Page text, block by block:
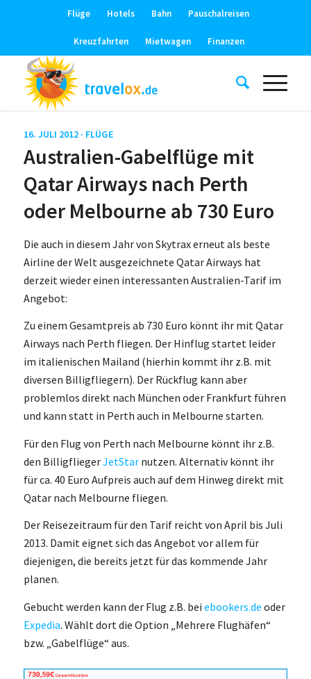
Flüge Hotels Bahn Pauschalreisen
Kreuzfahrten Mietwagen Finanzen
16. JULI 2012 · FLÜGE
Australien-Gabelflüge mit
Qatar Airways nach Perth
oder Melbourne ab 730 Euro
Die auch in diesem Jahr von Skytrax erneut als beste
Airline der Welt ausgezeichnete Qatar Airways hat
derzeit wieder einen interessanten Australien-Tarif im
Angebot:
Zu einem Gesamtpreis ab 730 Euro könnt ihr mit Qatar
Airways nach Perth fliegen. Der Hinflug startet leider
im italienischen Mailand (hierhin kommt ihr z.B. mit
diversen Billigfliegern). Der Rückflug kann aber
problemlos direkt nach München oder Frankfurt führen
und kann statt in Perth auch in Melbourne starten.
Für den Flug von Perth nach Melbourne könnt ihr z.B.
den BilligfliegerJetStarnutzen. Alternativ könnt ihr
für ca. 40 Euro Aufpreis auch auf dem Hinweg direkt mit
Qatar nach Melbourne fliegen.
Der Reisezeitraum für den Tarif reicht von April bis Juli
2013. Damit eignet sich das Angebot vor allem für
diejenigen, die bereits jetzt für das kommende Jahr
planen.
Gebucht werden kann der Flug z.B. bei ebookers.de oder
Expedia. Wählt dort die Option „Mehrere Flughäfen“
bzw. „Gabelflüge“ aus.